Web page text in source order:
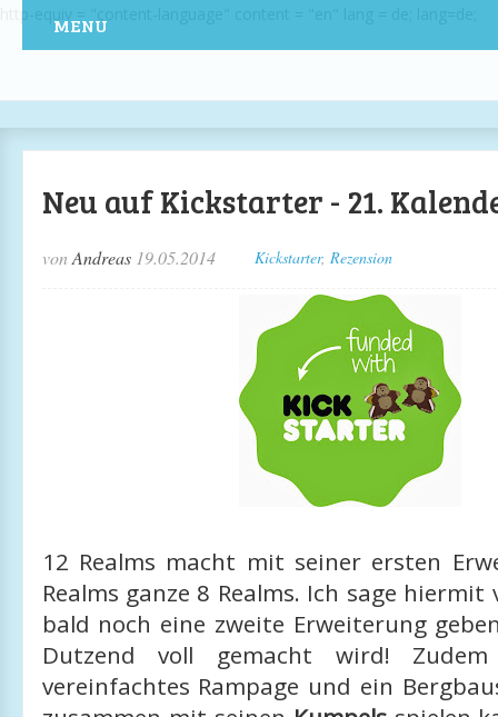
MENU
Neu auf Kickstarter - 21.
vonAndreas 19.05.2014 Kickstarter, Rezension
12 Realms macht mit seiner ersten
Realms ganze 8 Realms. Ich sage hiermit
bald noch eine zweite Erweiterung
Dutzend voll gemacht wird!
vereinfachtes Rampage und ein